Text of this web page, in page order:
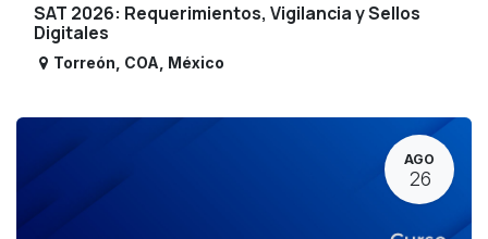
SAT 2026: Requerimientos, Vigilancia y Sellos
Digitales
Torreón COA México
AGO
26